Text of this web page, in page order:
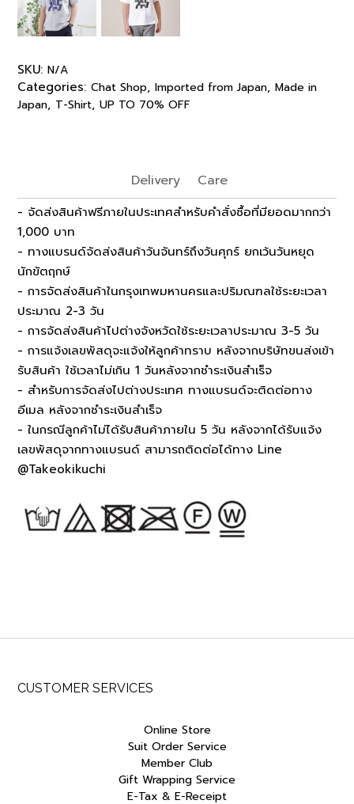
SKU: N/A
Categories: Chat Shop, Imported from Japan, Made in
Japan, T-Shirt, UP TO 70% OFF
Delivery Care
- จัดส่งสินค้าฟรีภายในประเทศสำหรับคำสั่งซื้อที่มียอดมากกว่า
1,000 บาท
- ทางแบรนด์จัดส่งสินค้าวันจันทร์ถึงวันศุกร์ ยกเว้นวันหยุด
นักขัตฤกษ์
- การจัดส่งสินค้าในกรุงเทพมหานครและปริมณฑลใช้ระยะเวลา
ประมาณ 2-3 วัน
- การจัดส่งสินค้าไปต่างจังหวัดใช้ระยะเวลาประมาณ 3-5 วัน
- การแจ้งเลขพัสดุจะแจ้งให้ลูกค้าทราบ หลังจากบริษัทขนส่งเข้า
รับสินค้า ใช้เวลาไม่เกิน 1 วันหลังจากชำระเงินสำเร็จ
- สำหรับการจัดส่งไปต่างประเทศ ทางแบรนด์จะติดต่อทาง
อีเมล หลังจากชำระเงินสำเร็จ
- ในกรณีลูกค้าไม่ได้รับสินค้าภายใน 5 วัน หลังจากได้รับแจ้ง
เลขพัสดุจากทางแบรนด์ สามารถติดต่อได้ทาง Line
@Takeokikuchi
CUSTOMER SERVICES
Online Store
Suit Order Service
Member Club
Gift Wrapping Service
E-Tax & E-Receipt